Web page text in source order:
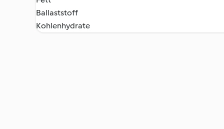
Ballaststoff
Kohlenhydrate